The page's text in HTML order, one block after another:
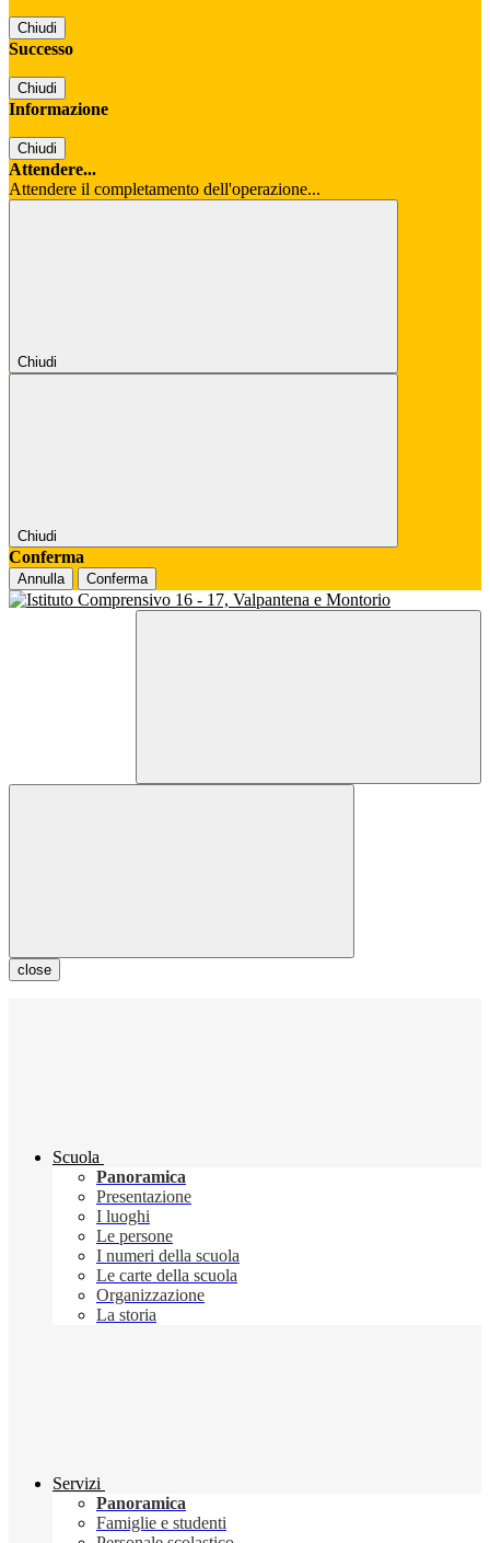
Chiudi
Successo
Chiudi
Informazione
Chiudi
Attendere...
Attendere il completamento dell'operazione...
Chiudi
Chiudi
Conferma
Annulla Conferma
close
Scuola
Panoramica
Presentazione
I luoghi
Le persone
I numeri della scuola
Le carte della scuola
Organizzazione
La storia
Servizi
Panoramica
Famiglie e studenti